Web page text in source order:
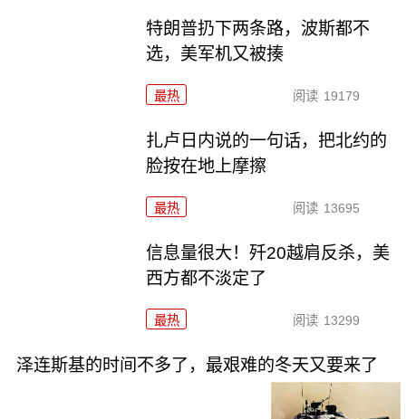
特朗普扔下两条路，波斯都不
选，美军机又被揍
最热 阅读 19179
扎卢日内说的一句话，把北约的
脸按在地上摩擦
最热 阅读 13695
信息量很大！歼20越肩反杀，美
西方都不淡定了
最热 阅读 13299
泽连斯基的时间不多了，最艰难的冬天又要来了